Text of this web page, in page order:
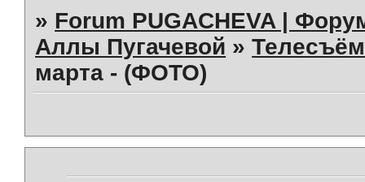
» Forum PUGACHEVA |
Аллы Пугачевой »
марта - (ФОТО)